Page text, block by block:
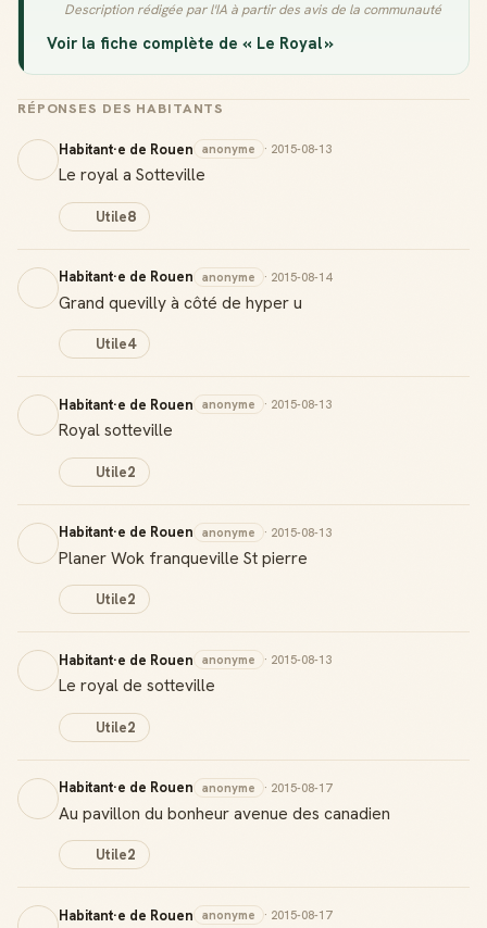
Description rédigée par l'IA à partir des avis de la communauté
Voir la fiche complète de « Le Royal »
RÉPONSES DES HABITANTS
Habitant·e de Rouen anonyme · 2015-08-13
Le royal a Sotteville
Utile8
Habitant·e de Rouen anonyme · 2015-08-14
Grand quevilly à côté de hyper u
Utile4
Habitant·e de Rouen anonyme · 2015-08-13
Royal sotteville
Utile2
Habitant·e de Rouen anonyme · 2015-08-13
Planer Wok franqueville St pierre
Utile2
Habitant·e de Rouen anonyme · 2015-08-13
Le royal de sotteville
Utile2
Habitant·e de Rouen anonyme · 2015-08-17
Au pavillon du bonheur avenue des canadien
Utile2
Habitant·e de Rouen anonyme · 2015-08-17